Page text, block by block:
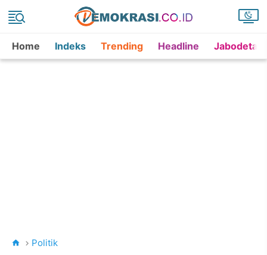
Home Indeks Trending Headline
Politik